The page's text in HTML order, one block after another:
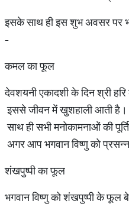
इसके साथ ही इस शुभ अवसर पर
-
कमल का फूल
देवशयनी एकादशी के दिन श्री
इससे जीवन में खुशहाली आती है।
साथ ही सभी मनोकामनाओं की
अगर आप भगवान विष्णु को
शंखपुष्पी का फूल
भगवान विष्णु को शंखपुष्पी के फूल